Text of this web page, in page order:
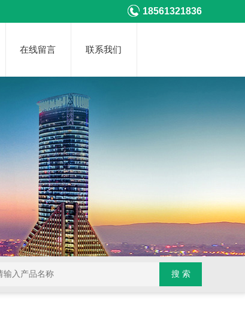
18561321836
在线留言 联系我们